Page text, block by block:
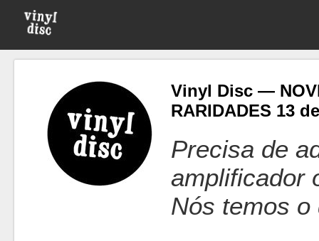
Vinyl Disc —
RARIDADES 13
Precisa de
amplificador
Nós temos o